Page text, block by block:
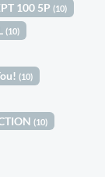
100 5P(10)
(10)
(10)
(10)